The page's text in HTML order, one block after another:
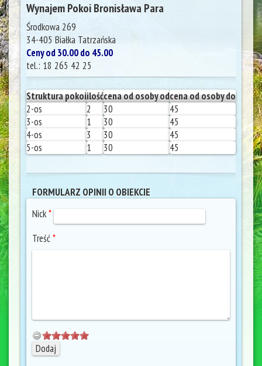
Wynajem Pokoi Bronisława Para
Środkowa 269
34-405 Białka Tatrzańska
Ceny od 30.00 do 45.00
tel.: 18 265 42 25
Struktura pokoiilośćcena od osoby odcena od osoby do
2-os
2 30
45
3-os
1 30
45
4-os
3 30
45
5-os
1 30 45
FORMULARZ OPINII O OBIEKCIE
Nick*
Treść*